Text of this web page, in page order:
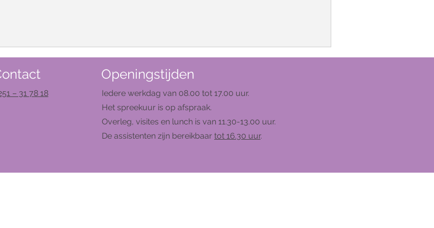
– 31 78 18
Openingstijden
Iedere werkdag van 08.00 tot 17.00 uur.
Het spreekuur is op afspraak.
Overleg, visites en lunch is van 11.30-13.00 uur.
De assistenten zijn bereikbaar tot 16.30 uur.